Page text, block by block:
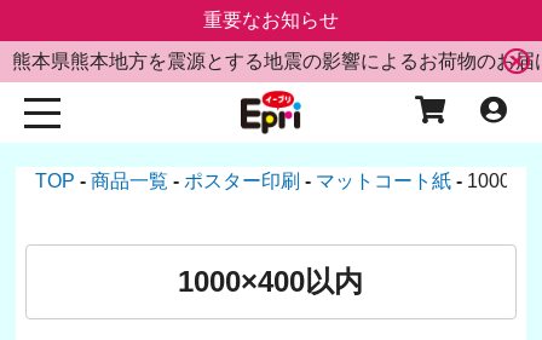
重要なお知らせ
熊本県熊本地方を震源とする地震の影響によるお荷物のお届
TOP 商品一覧 ポスター印刷 マットコート紙
1000×400以内